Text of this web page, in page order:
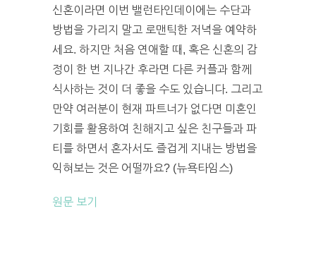
신혼이라면 이번 밸런타인데이에는 수단과
방법을 가리지 말고 로맨틱한 저녁을 예약하
세요. 하지만 처음 연애할 때, 혹은 신혼의 감
정이 한 번 지나간 후라면 다른 커플과 함께
식사하는 것이 더 좋을 수도 있습니다. 그리고
만약 여러분이 현재 파트너가 없다면 미혼인
기회를 활용하여 친해지고 싶은 친구들과 파
티를 하면서 혼자서도 즐겁게 지내는 방법을
익혀보는 것은 어떨까요? (뉴욕타임스)
원문 보기